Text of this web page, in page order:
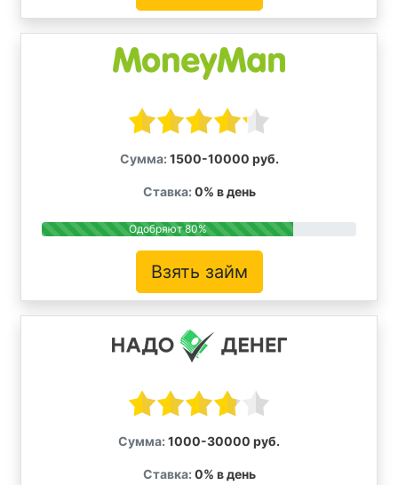
Сумма: 1500-10000 руб.
Ставка: 0% в день
Одобряют 80%
Взять займ
Сумма: 1000-30000 руб.
Ставка: 0% в день